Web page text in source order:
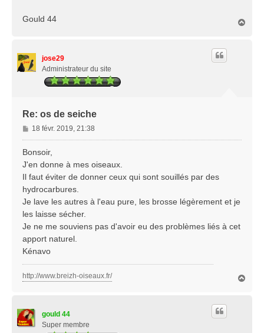
Gould 44
jose29
Administrateur du site
Re: os de seiche
M
e
s
g
e
18 févr. 2019, 21:38
Bonsoir,
J'en donne à mes oiseaux.
Il faut éviter de donner ceux qui sont souillés par des
hydrocarbures.
Je lave les autres à l'eau pure, les brosse légèrement et je
les laisse sécher.
Je ne me souviens pas d'avoir eu des problèmes liés à cet
apport naturel.
Kénavo
http://www.breizh-oiseaux.fr/
gould 44
Super membre